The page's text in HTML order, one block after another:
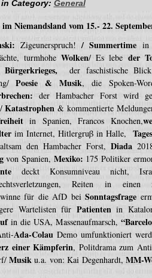
Category: General
im Niemandsland vom 15.- 22.
Zigeunerspruch! / Summertime in
turmhohe Wolken/ Es lebe der
Bürgerkrieges, der faschistische
Poesie & Musik, die Spoken-
der Hambacher Forst wird
Katastrophen & kommentierte
in Spanien, Francos Knochen,
im Internet, Hitlergruβ in Halle,
den Hambacher Forst, Diada
von Spanien, Mexiko: 175 Politiker
deckt Konsumniveau nicht,
Reiten in
für die AfD bei Sonntagsfrage
Wartelisten für Patientenin
in die USA, Massenaufmarsch,
Ada-Colau Demo umfunktioniert
einer Kämpferin, Politdrama zum
Musiku.a. von: Kai Degenhardt,MM-